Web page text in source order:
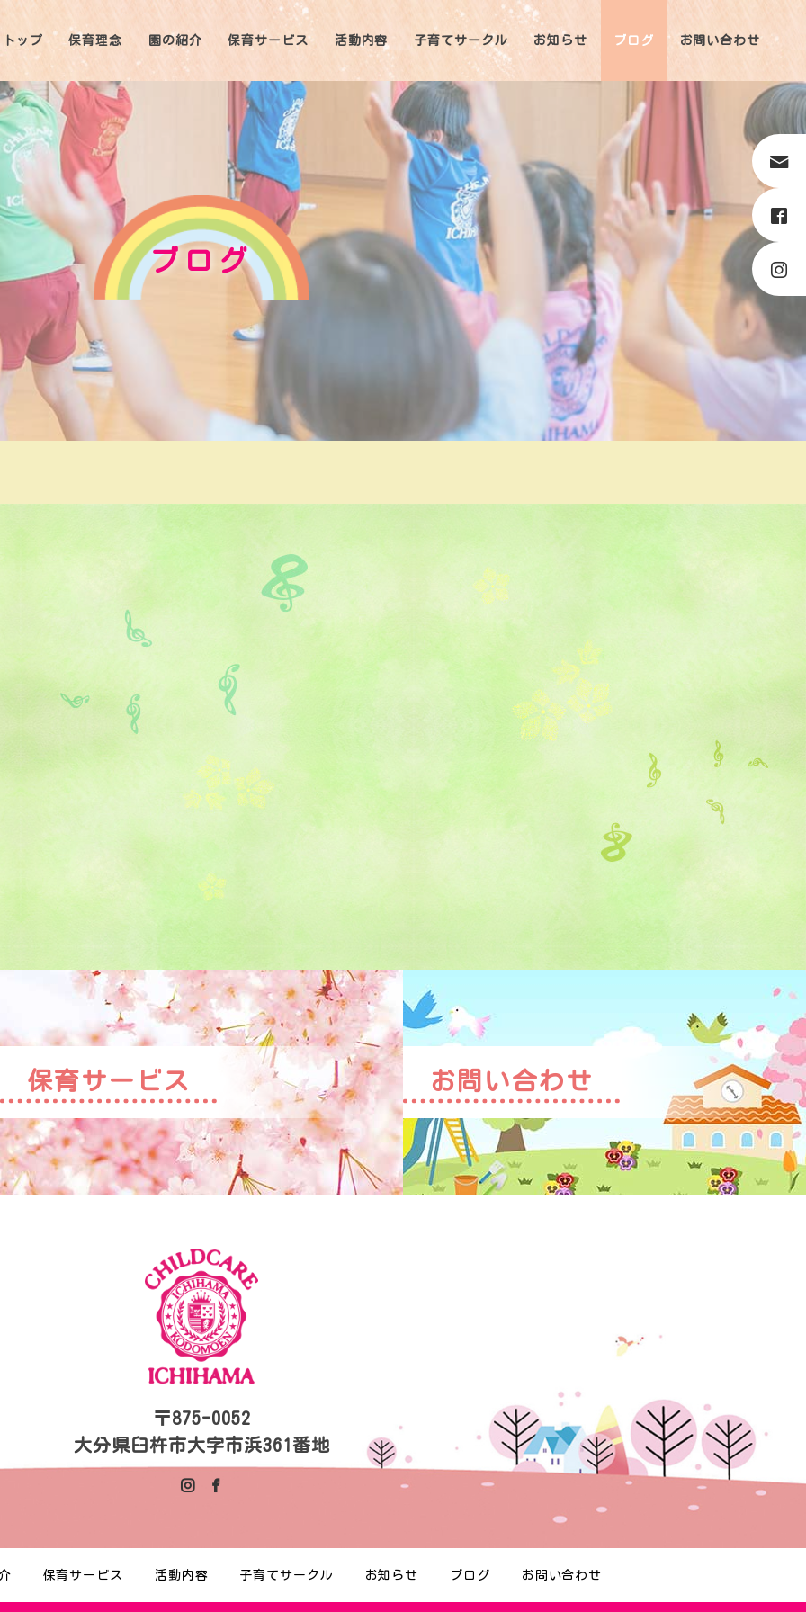
トップ 保育理念 園の紹介 保育サービス 活動内容 子育てサークル お知らせ ブログ お問い合わせ
ブログ
保育サービス お問い合わせ
〒875-0052
大分県臼杵市大字市浜361番地
保育サービス 活動内容 子育てサークル お知らせ ブログ お問い合わせ